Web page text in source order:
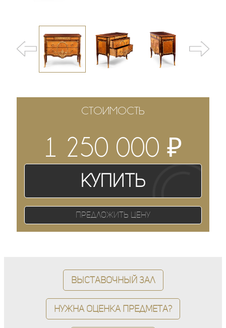
СТОИМОСТЬ
1 250 000₽
Купить
Предложить цену
Выставочный зал
Нужна оценка предмета?